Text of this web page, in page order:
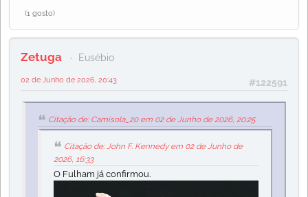
(1 gosto)
Zetuga Eusébio
#122591
02 de Junho de 2026, 20:43
Citação de: Camisola_20 em 02 de Junho de 2026, 20:25
Citação de: John F. Kennedy em 02 de Junho de
2026, 16:33
O Fulham já confirmou.